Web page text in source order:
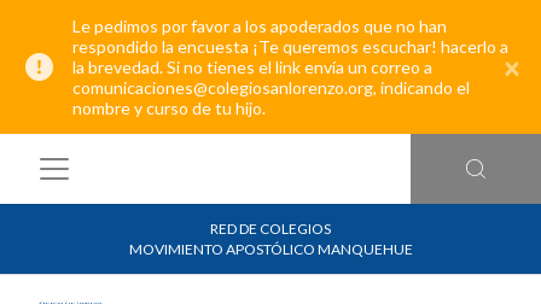
Le pedimos por favor a los apoderados que no han
respondido la encuesta ¡Te queremos escuchar! hacerlo a
la brevedad. Si no tienes el link envía un correo a
comunicaciones@colegiosanlorenzo.org, indicando el
nombre y curso de tu hijo.
×
RED DE COLEGIOS
MOVIMIENTO APOSTÓLICO MANQUEHUE